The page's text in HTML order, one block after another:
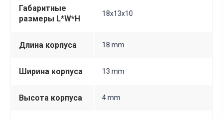
Габаритные
размеры L*W*H
18х13х10
Длина корпуса 18 mm
Ширина корпуса 13 mm
Высота корпуса 4 mm